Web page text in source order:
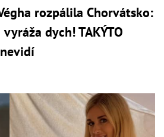
rozpálila Chorvátsko:
dych! TAKÝTO